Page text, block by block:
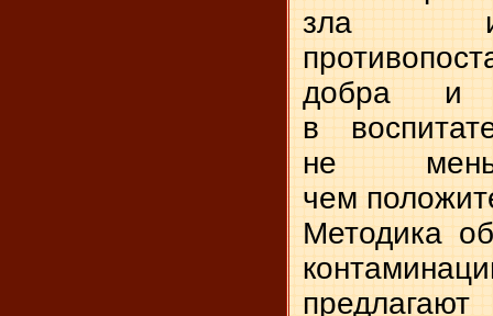
зла и
добра и
в
не
чем
Методика